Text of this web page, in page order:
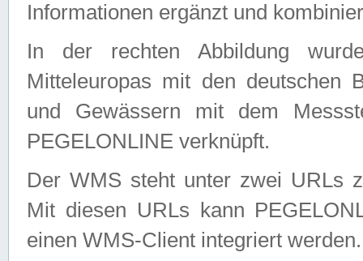
Informationen ergänzt und
In der rechten Abbildung
Mitteleuropas mit den deutschen
und Gewässern mit dem
PEGELONLINE verknüpft.
Der WMS steht unter zwei URLs
Mit diesen URLs kann
einen WMS-Client integriert werden.